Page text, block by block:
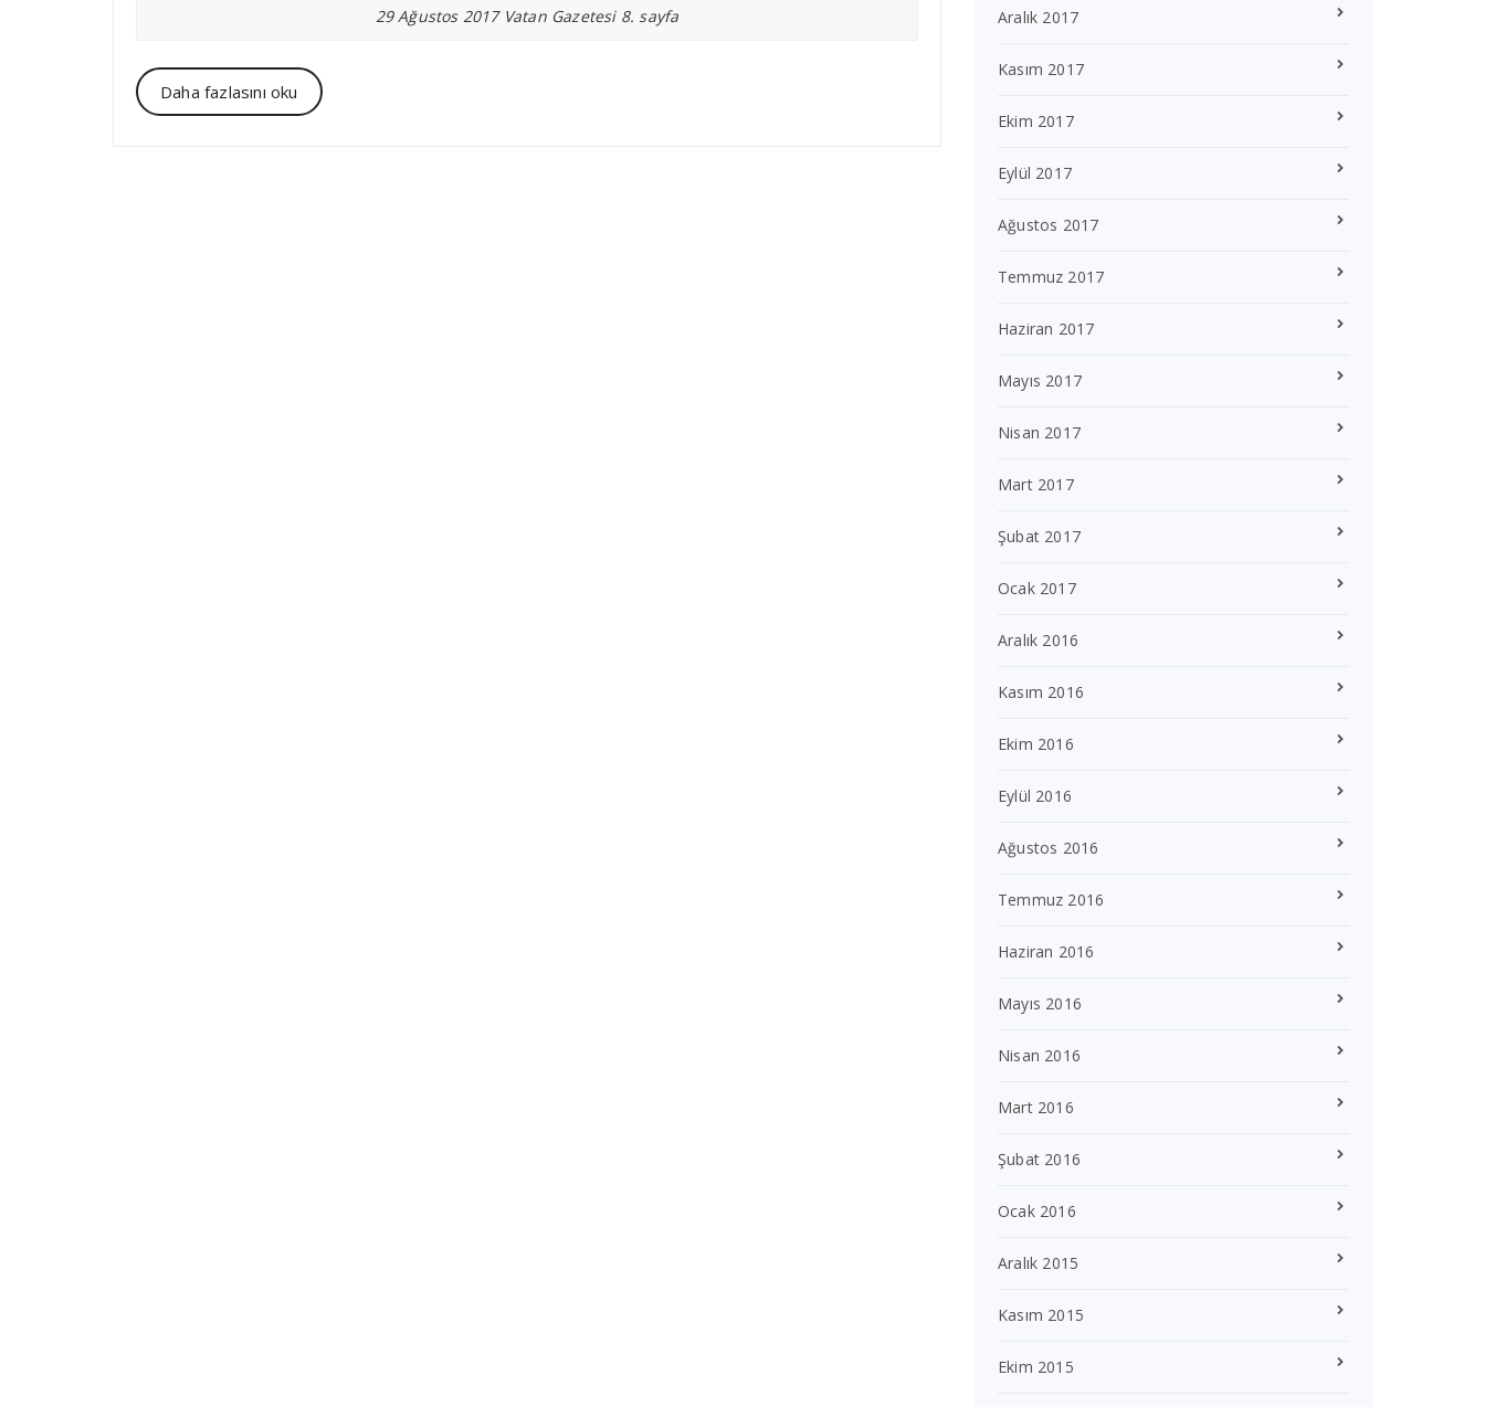
29 Ağustos 2017 Vatan Gazetesi 8. sayfa
Daha fazlasını oku
Aralık 2017
Kasım 2017
Ekim 2017
Eylül 2017
Ağustos 2017
Temmuz 2017
Haziran 2017
Mayıs 2017
Nisan 2017
Mart 2017
Şubat 2017
Ocak 2017
Aralık 2016
Kasım 2016
Ekim 2016
Eylül 2016
Ağustos 2016
Temmuz 2016
Haziran 2016
Mayıs 2016
Nisan 2016
Mart 2016
Şubat 2016
Ocak 2016
Aralık 2015
Kasım 2015
Ekim 2015